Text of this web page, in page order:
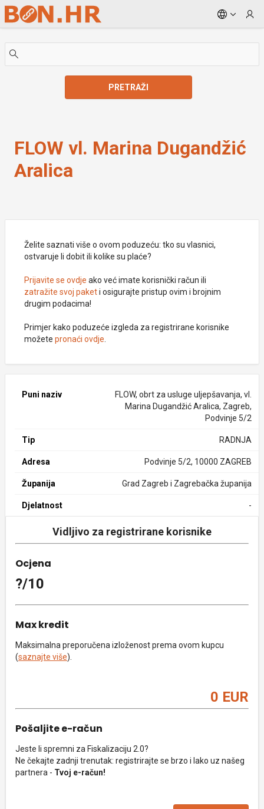
Skip to Main Content
PRETRAŽI
FLOW vl. Marina Dugandžić
Aralica
Želite saznati više o ovom poduzeću: tko su vlasnici,
ostvaruje li dobit ili kolike su plaće?
Prijavite se ovdje ako već imate korisnički račun ili
zatražite svoj paketi osigurajte pristup ovim i brojnim
drugim podacima!
Primjer kako poduzeće izgleda za registrirane korisnike
možete pronaći ovdje
Puni naziv
FLOW, obrt za usluge uljepšavanja, vl.
Marina Dugandžić Aralica, Zagreb,
Podvinje 5/2
Tip RADNJA
Adresa Podvinje 5/2, 10000 ZAGREB
Županija Grad Zagreb i Zagrebačka županija
Djelatnost -
Vidljivo za registrirane korisnike
Ocjena
?/10
Max kredit
Maksimalna preporučena izloženost prema ovom kupcu
(saznajte više).
0 EUR
Pošaljite e-račun
Jeste li spremni za Fiskalizaciju 2.0?
Ne čekajte zadnji trenutak: registrirajte se brzo i lako uz našeg
partnera - Tvoj e-račun!